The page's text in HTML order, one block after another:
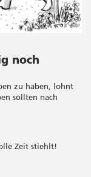
noch
zu haben, lohnt
sollten nach
Zeit stiehlt!